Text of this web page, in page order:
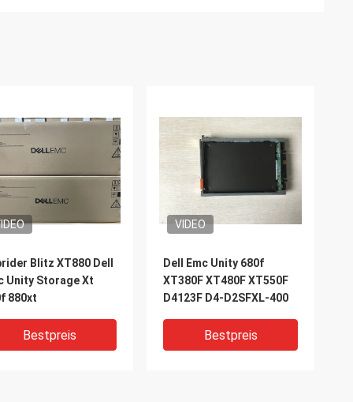
Blitz XT880 Dell
Unity Storage Xt
880xt
Bestpreis
VIDEO
Dell Emc Unity 680f
XT380F XT480F XT550F
D4123F D4-D2SFXL-400
Bestpreis